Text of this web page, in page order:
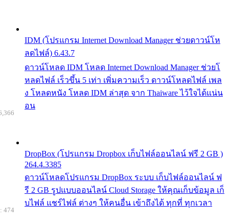
IDM (โปรแกรม Internet Download Manager ช่วยดาวน์โห
ลดไฟล์) 6.43.7
ดาวน์โหลด IDM โหลด Internet Download Manager ช่วยโ
หลดไฟล์ เร็วขึ้น 5 เท่า เพิ่มความเร็ว ดาวน์โหลดไฟล์ เพล
ง โหลดหนัง โหลด IDM ล่าสุด จาก Thaiware ไว้ใจได้แน่น
อน
DropBox (โปรแกรม Dropbox เก็บไฟล์ออนไลน์ ฟรี 2 GB )
264.4.3385
ดาวน์โหลดโปรแกรม DropBox ระบบ เก็บไฟล์ออนไลน์ ฟ
รี 2 GB รูปแบบออนไลน์ Cloud Storage ให้คุณเก็บข้อมูล เก็
บไฟล์ แชร์ไฟล์ ต่างๆ ให้คนอื่น เข้าถึงได้ ทุกที่ ทุกเวลา
474